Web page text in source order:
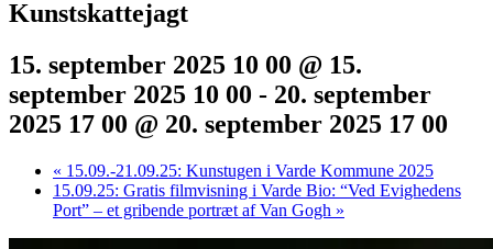
Kunstskattejagt
15. september 2025 10 00 @ 15.
september 2025 10 00 - 20. september
2025 17 00 @ 20. september 2025 17 00
« 15.09.-21.09.25: Kunstugen i Varde Kommune 2025
15.09.25: Gratis filmvisning i Varde Bio: “Ved Evighedens
Port” – et gribende portræt af Van Gogh »